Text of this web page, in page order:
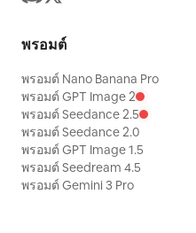
พรอมต์
พรอมต์ Nano Banana Pro
พรอมต์ GPT Image 2
พรอมต์ Seedance 2.5
พรอมต์ Seedance 2.0
พรอมต์ GPT Image 1.5
พรอมต์ Seedream 4.5
พรอมต์ Gemini 3 Pro